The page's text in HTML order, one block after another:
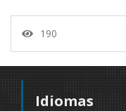
190
Idiomas